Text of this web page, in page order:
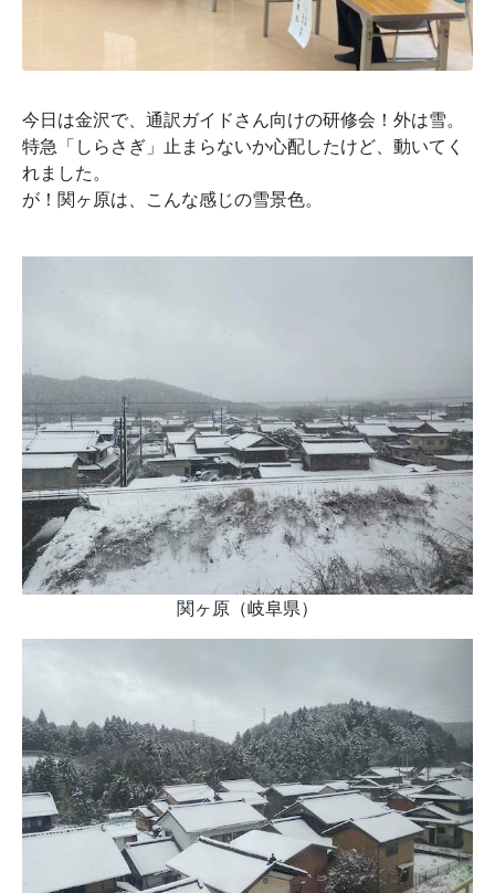
今日は金沢で、通訳ガイドさん向けの研修会！外は雪。
特急「しらさぎ」止まらないか心配したけど、動いてく
れました。
が！関ヶ原は、こんな感じの雪景色。
関ヶ原（岐阜県）